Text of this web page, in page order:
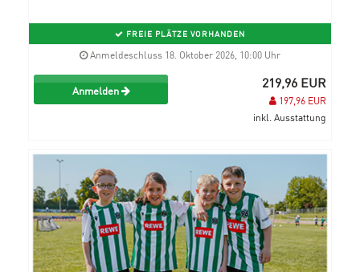
FREIE PLÄTZE VORHANDEN
Anmeldeschluss 18. Oktober 2026, 10:00 Uhr
Anmelden 219,96 EUR
197,96 EUR
inkl. Ausstattung